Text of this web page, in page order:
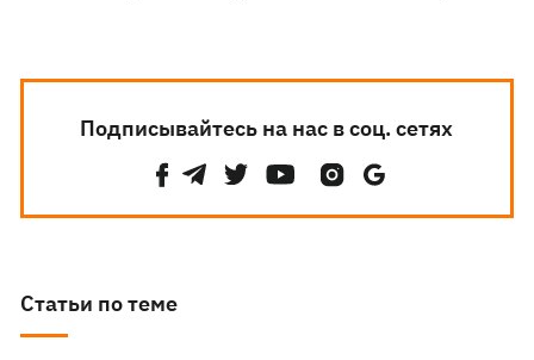
Подписывайтесь на нас в соц. сетях
Статьи по теме